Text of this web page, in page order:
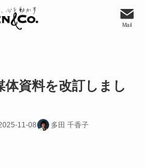
Mail
体資料を改訂しまし
11-08 多田 千香子